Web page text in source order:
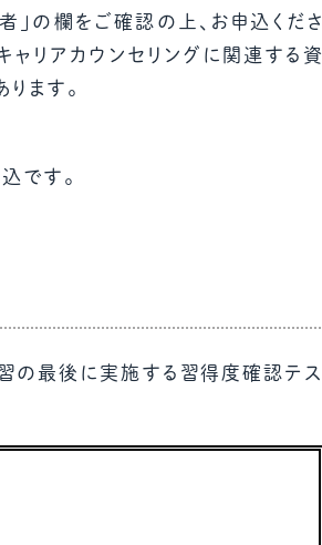
」の欄をご確認の上、お申込くださ
ャリアカウンセリングに関連する資
ます。
です。
の最後に実施する習得度確認テス